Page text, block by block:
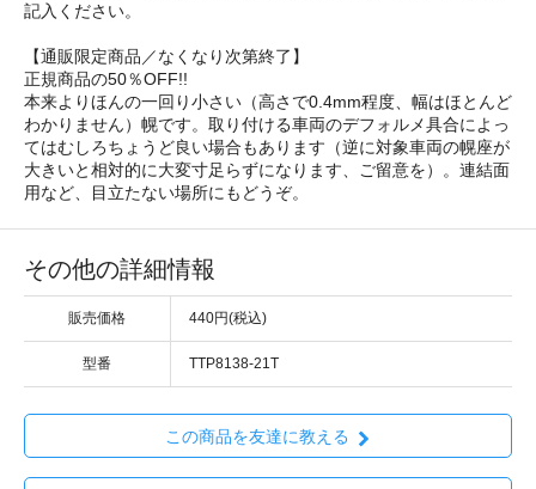
記入ください。
【通販限定商品／なくなり次第終了】
正規商品の50％OFF!!
本来よりほんの一回り小さい（高さで0.4mm程度、幅はほとんど
わかりません）幌です。取り付ける車両のデフォルメ具合によっ
てはむしろちょうど良い場合もあります（逆に対象車両の幌座が
大きいと相対的に大変寸足らずになります、ご留意を）。連結面
用など、目立たない場所にもどうぞ。
その他の詳細情報
販売価格 440円(税込)
型番 TTP8138-21T
この商品を友達に教える